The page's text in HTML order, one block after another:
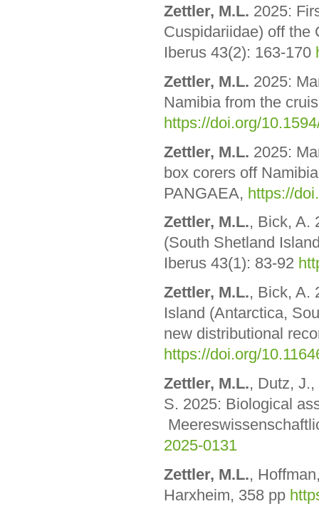
Zettler, M.L. 2025:
Cuspidariidae) off the
Iberus 43(2): 163-170
Zettler, M.L. 2025:
Namibia from the
https://doi.org/
Zettler, M.L. 2025:
box corers off
PANGAEA, https://
Zettler, M.L., Bick, A.
(South Shetland
Iberus 43(1): 83-92
Zettler, M.L., Bick, A.
Island (Antarctica,
new distributional
https://doi.org/
Zettler, M.L., Dutz,
S. 2025: Biological
2025-0131
Zettler, M.L.,
Harxheim, 358 pp